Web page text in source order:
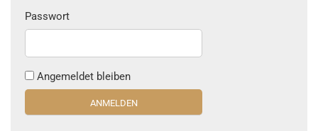
Passwort
Angemeldet bleiben